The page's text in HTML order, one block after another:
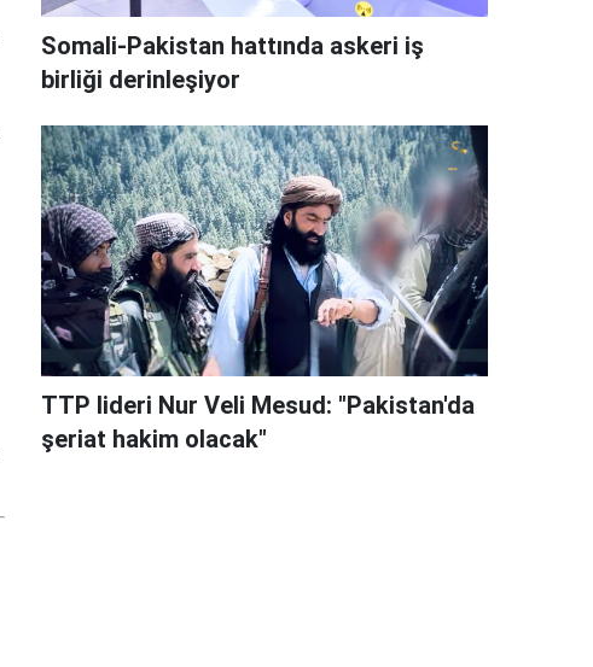
Somali-Pakistan hattında askeri iş
birliği derinleşiyor
TTP lideri Nur Veli Mesud: "Pakistan'da
şeriat hakim olacak"